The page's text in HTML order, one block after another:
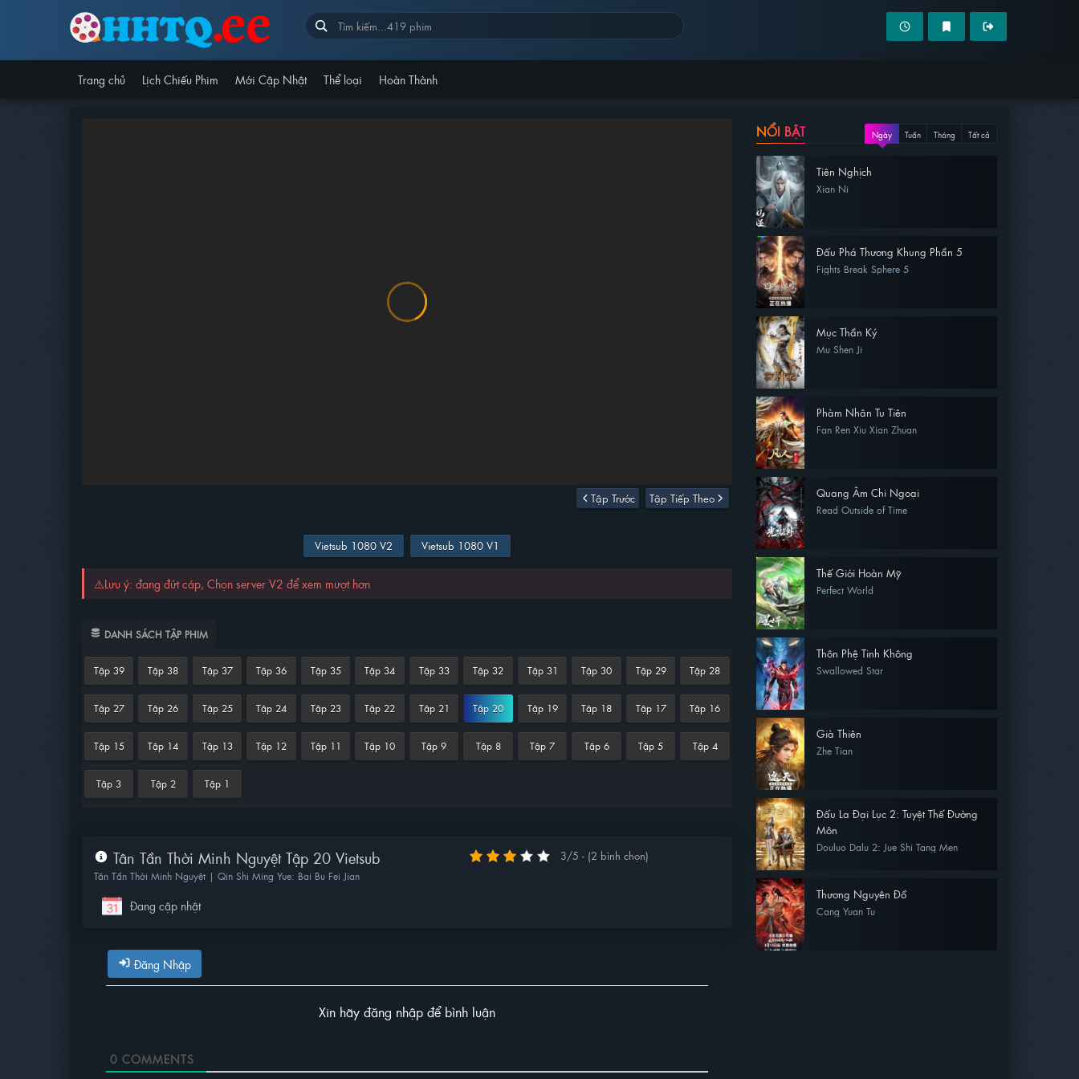
Trang chủ Lịch Chiếu Phim Mới Cập Nhật Thể loại Hoàn Thành
Tập Trước Tập Tiếp Theo
Vietsub 1080 V2 Vietsub 1080 V1
⚠️Lưu ý: đang đứt cáp, Chọn server V2 để xem mượt hơn
DANH SÁCH TẬP PHIM
Tập 39 Tập 38 Tập 37 Tập 36 Tập 35 Tập 34 Tập 33 Tập 32 Tập 31 Tập 30 Tập 29 Tập 28
Tập 27 Tập 26 Tập 25 Tập 24 Tập 23 Tập 22 Tập 21 Tập 20 Tập 19 Tập 18 Tập 17 Tập 16
Tập 15 Tập 14 Tập 13 Tập 12 Tập 11 Tập 10 Tập 9 Tập 8 Tập 7 Tập 6 Tập 5 Tập 4
Tập 3 Tập 2 Tập 1
Tân Tần Thời Minh Nguyệt Tập 20 Vietsub
Tân Tần Thời Minh Nguyệt | Qin Shi Ming Yue: Bai Bu Fei Jian
Đang cập nhật
3/5 - (2 bình chọn)
Đăng Nhập
Xin hãy đăng nhập để bình luận
0 COMMENTS
NỔI BẬT Ngày Tuần Tháng Tất cả
Tiên Nghịch
Xian Ni
Đấu Phá Thương Khung Phần 5
Fights Break Sphere 5
Mục Thần Ký
Mu Shen Ji
Phàm Nhân Tu Tiên
Fan Ren Xiu Xian Zhuan
Quang Âm Chi Ngoại
Read Outside of Time
Thế Giới Hoàn Mỹ
Perfect World
Thôn Phệ Tinh Không
Swallowed Star
Già Thiên
Zhe Tian
Đấu La Đại Lục 2: Tuyệt Thế Đường
Môn
Douluo Dalu 2: Jue Shi Tang Men
Thương Nguyên Đồ
Cang Yuan Tu